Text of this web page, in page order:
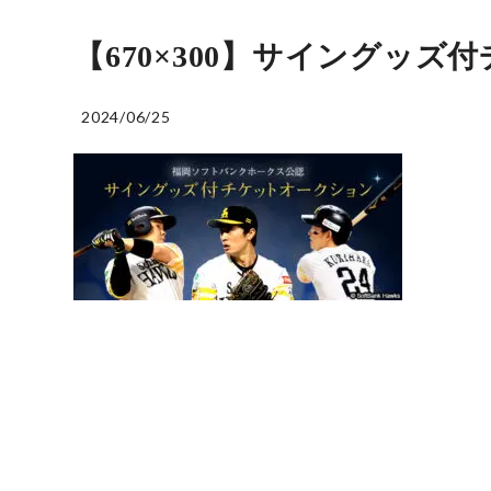
【670×300】サイングッズ
2024/06/25